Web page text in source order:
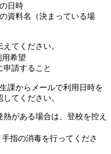
時
（決まっている場
てください。
用希望
請すること
課からメールで利用日時を
てください。
ある場合は、登校を控え
の消毒を行ってくださ